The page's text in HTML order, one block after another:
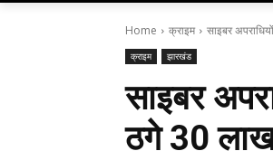
Home क्राइम साइबर
क्राइम झारखंड
साइबर
ठगे 30